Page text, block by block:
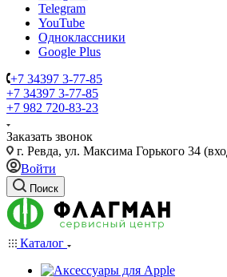
Telegram
YouTube
Одноклассники
Google Plus
+7 34397 3-77-85
+7 34397 3-77-85
+7 982 720-83-23
Заказать звонок
г. Ревда, ул. Максима Горького 34
Войти
Поиск
Каталог